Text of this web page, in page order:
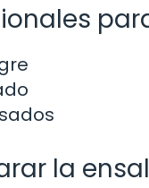
la